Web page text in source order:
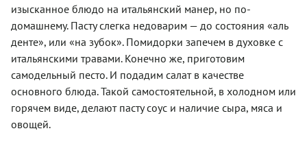
изысканное блюдо на итальянский манер, но по-
домашнему. Пасту слегка недоварим — до состояния «аль
денте», или «на зубок». Помидорки запечем в духовке с
итальянскими травами. Конечно же, приготовим
самодельный песто. И подадим салат в качестве
основного блюда. Такой самостоятельной, в холодном или
горячем виде, делают пасту соус и наличие сыра, мяса и
овощей.